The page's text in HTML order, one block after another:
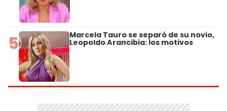
5 Marcela Tauro se separó de su novio,
Leopoldo Arancibia: los motivos